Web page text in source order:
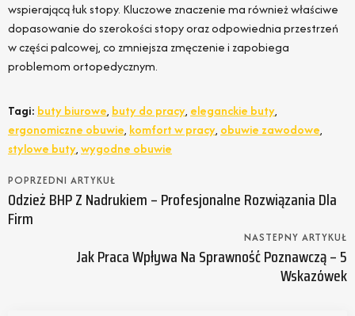
wspierającą łuk stopy. Kluczowe znaczenie ma również właściwe
dopasowanie do szerokości stopy oraz odpowiednia przestrzeń
w części palcowej, co zmniejsza zmęczenie i zapobiega
problemom ortopedycznym.
Tagi: buty biurowe, buty do pracy, eleganckie buty,
ergonomiczne obuwie, komfort w pracy, obuwie zawodowe,
stylowe buty,wygodne obuwie
POPRZEDNI ARTYKUŁ
Odzież BHP Z Nadrukiem – Profesjonalne Rozwiązania Dla
Firm
NASTEPNY ARTYKUŁ
Jak Praca Wpływa Na Sprawność Poznawczą – 5
Wskazówek